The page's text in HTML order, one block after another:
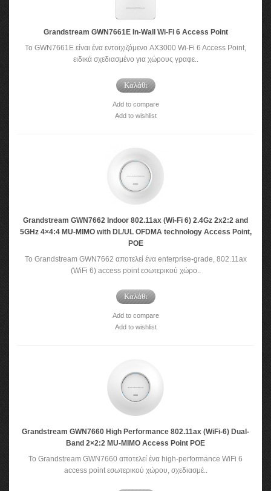
Grandstream GWN7661E In-Wall Wi-Fi 6 Access Point
Το GWN7661E είναι ένα εντοιχιζόμενο AX3000 Wi-Fi 6 Access Point,
ειδικά σχεδιασμένο για χώρους γραφε..
Καλάθι
Add to compare
Add to wishlist
Grandstream GWN7662 Indoor 802.11ax (Wi-Fi 6) 2.4Gz 2x2:2 and
5GHz 4×4:4 MU-MIMO with DL/UL OFDMA technology Access Point,
POE
To Grandstream GWN7662 αποτελεί ένα enterprise-grade, 802.11ax
(WiFi 6) access point εσωτερικού χώρο..
Καλάθι
Add to compare
Add to wishlist
Grandstream GWN7660 High Performance 802.11ax (WiFi-6) Dual-
Band 2×2:2 MU-MIMO Access Point POE
To Grandstream GWN7660 αποτελεί ένα high-performance WiFi 6
access point εσωτερικού χώρου, σχεδιασμέ..